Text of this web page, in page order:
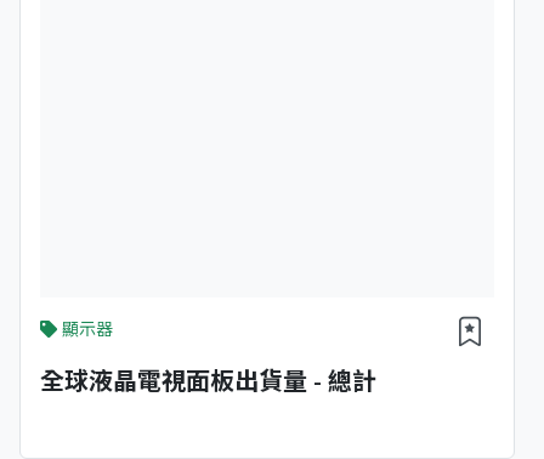
顯示器
全球液晶電視面板出貨量 - 總計